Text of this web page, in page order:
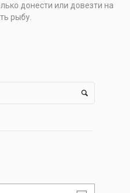
донести или довезти на
рыбу.